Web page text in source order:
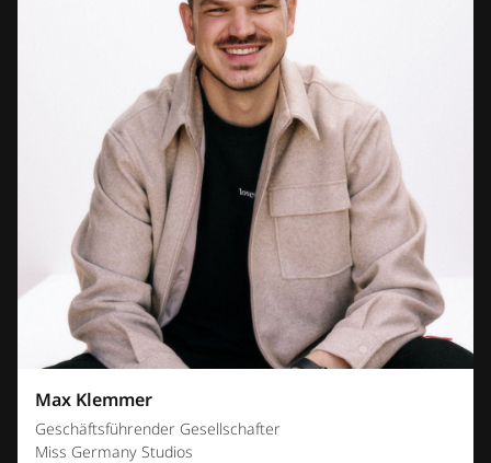
Max Klemmer
Geschäftsführender Gesellschafter
Miss Germany Studios